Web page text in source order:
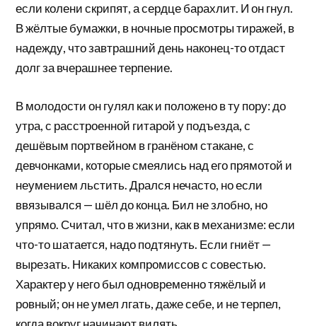
если колени скрипят, а сердце барахлит. И он гнул.
В жёлтые бумажки, в ночные просмотры тиражей, в
надежду, что завтрашний день наконец-то отдаст
долг за вчерашнее терпение.
В молодости он гулял как и положено в ту пору: до
утра, с расстроенной гитарой у подъезда, с
дешёвым портвейном в гранёном стакане, с
девчонками, которые смеялись над его прямотой и
неумением льстить. Дрался нечасто, но если
ввязывался — шёл до конца. Бил не злобно, но
упрямо. Считал, что в жизни, как в механизме: если
что-то шатается, надо подтянуть. Если гниёт —
вырезать. Никаких компромиссов с совестью.
Характер у него был одновременно тяжёлый и
ровный; он не умел лгать, даже себе, и не терпел,